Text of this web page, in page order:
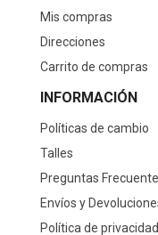
Mis compras
Direcciones
Carrito de compras
INFORMACIÓN
Políticas de cambio
Talles
Preguntas
Envíos y
Política de privacidad